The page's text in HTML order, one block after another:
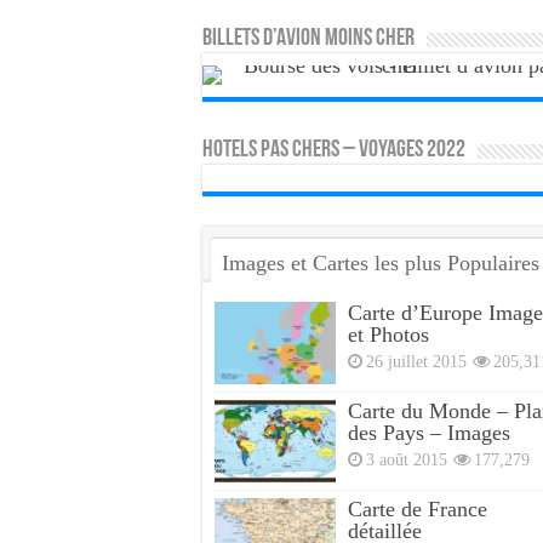
Billets d’avion moins cher
HOTELS PAS CHERS – VOYAGES 2022
Images et Cartes les plus Populaires
Carte d’Europe
et Photos
26 juillet 2015
Carte du Monde –
des Pays – Images
3 août 2015 177,279
Carte de France
détaillée